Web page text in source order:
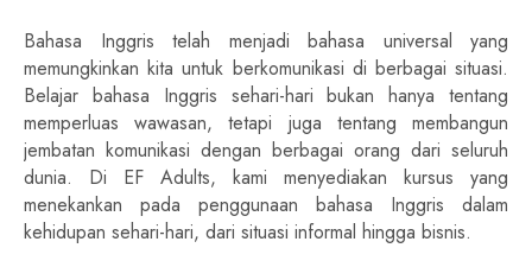
Bahasa Inggris telah menjadi bahasa universal yang
memungkinkan kita untuk berkomunikasi di berbagai situasi.
Belajar bahasa Inggris sehari-hari bukan hanya tentang
memperluas wawasan, tetapi juga tentang membangun
jembatan komunikasi dengan berbagai orang dari seluruh
dunia. Di EF Adults, kami menyediakan kursus yang
menekankan pada penggunaan bahasa Inggris dalam
kehidupan sehari-hari, dari situasi informal hingga bisnis.